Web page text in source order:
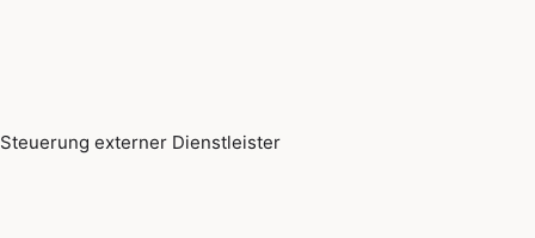
Steuerung externer Dienstleister